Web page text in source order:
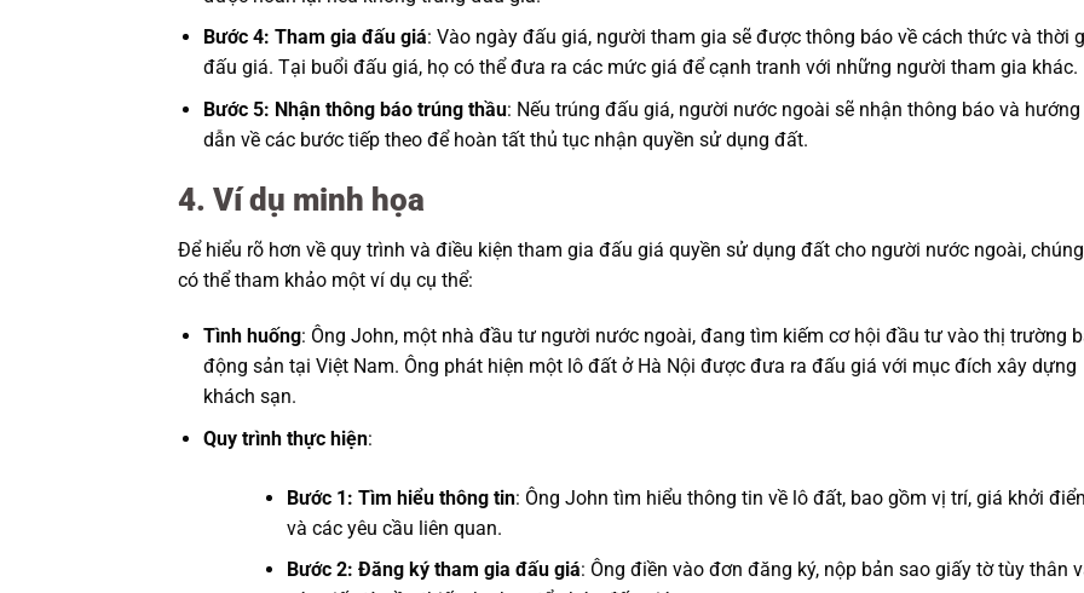
Bước 4: Tham gia đấu giá: Vào ngày đấu giá, người tham gia sẽ được thông báo về cách thức và thời
đấu giá. Tại buổi đấu giá, họ có thể đưa ra các mức giá để cạnh tranh với những người tham gia khác.
Bước 5: Nhận thông báo trúng thầu: Nếu trúng đấu giá, người nước ngoài sẽ nhận thông báo và hướng
dẫn về các bước tiếp theo để hoàn tất thủ tục nhận quyền sử dụng đất.
4. Ví dụ minh họa
Để hiểu rõ hơn về quy trình và điều kiện tham gia đấu giá quyền sử dụng đất cho người nước ngoài,
có thể tham khảo một ví dụ cụ thể:
Tình huống: Ông John, một nhà đầu tư người nước ngoài, đang tìm kiếm cơ hội đầu tư vào thị trường
động sản tại Việt Nam. Ông phát hiện một lô đất ở Hà Nội được đưa ra đấu giá với mục đích xây dựng
khách sạn.
Quy trình thực hiện:
Bước 1: Tìm hiểu thông tin: Ông John tìm hiểu thông tin về lô đất, bao gồm vị trí, giá khởi
và các yêu cầu liên quan.
Bước 2: Đăng ký tham gia đấu giá: Ông điền vào đơn đăng ký, nộp bản sao giấy tờ tùy thân